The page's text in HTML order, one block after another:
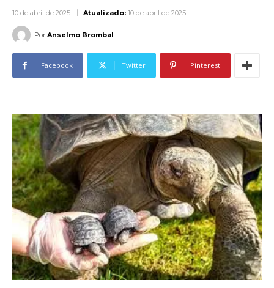
10 de abril de 2025 Atualizado: 10 de abril de 2025
Por Anselmo Brombal
Facebook Twitter Pinterest